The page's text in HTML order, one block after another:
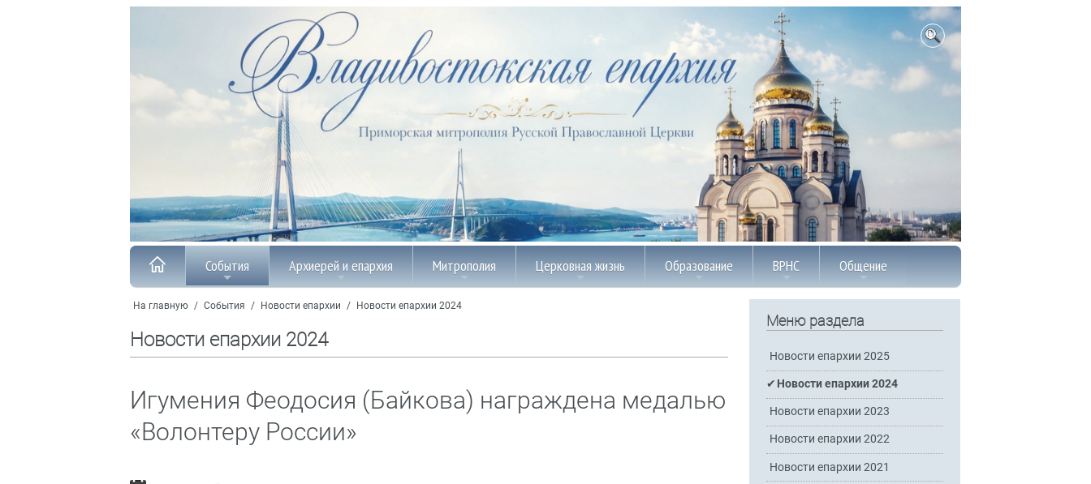
События Архиерей и епархия Митрополия Церковная жизнь Образование ВРНС Общение
На главную / События / Новости епархии / Новости епархии 2024
Новости епархии 2024
Игумения Феодосия (Байкова) награждена медалью
«Волонтеру России»
Меню раздела
Новости епархии 2025
Новости епархии 2024
Новости епархии 2023
Новости епархии 2022
Новости епархии 2021